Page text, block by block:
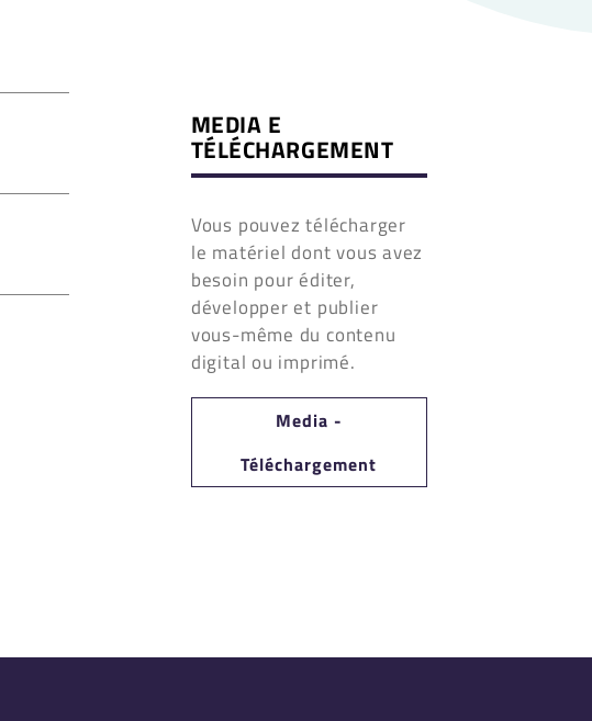
MEDIA E
TÉLÉCHARGEMENT
Vous pouvez télécharger
le matériel dont vous avez
besoin pour éditer,
développer et publier
vous-même du contenu
digital ou imprimé.
Media -
Téléchargement